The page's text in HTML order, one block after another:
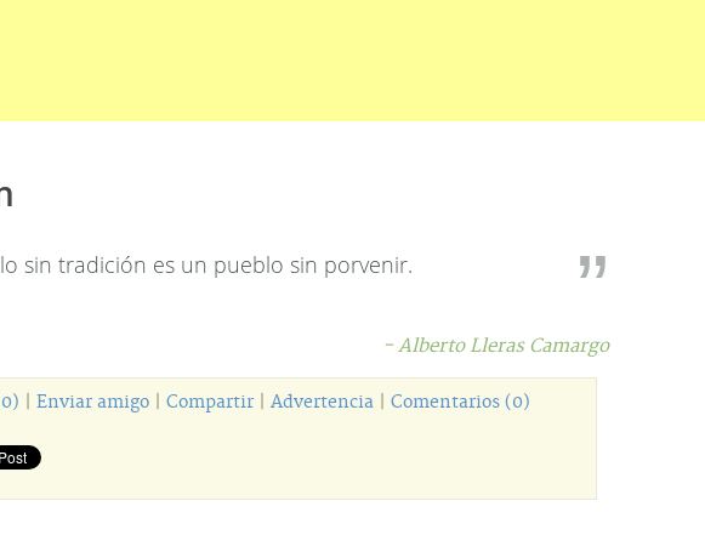
sin tradición es un pueblo sin porvenir.
- Alberto Lleras Camargo
Enviar amigo Compartir Advertencia Comentarios (0)